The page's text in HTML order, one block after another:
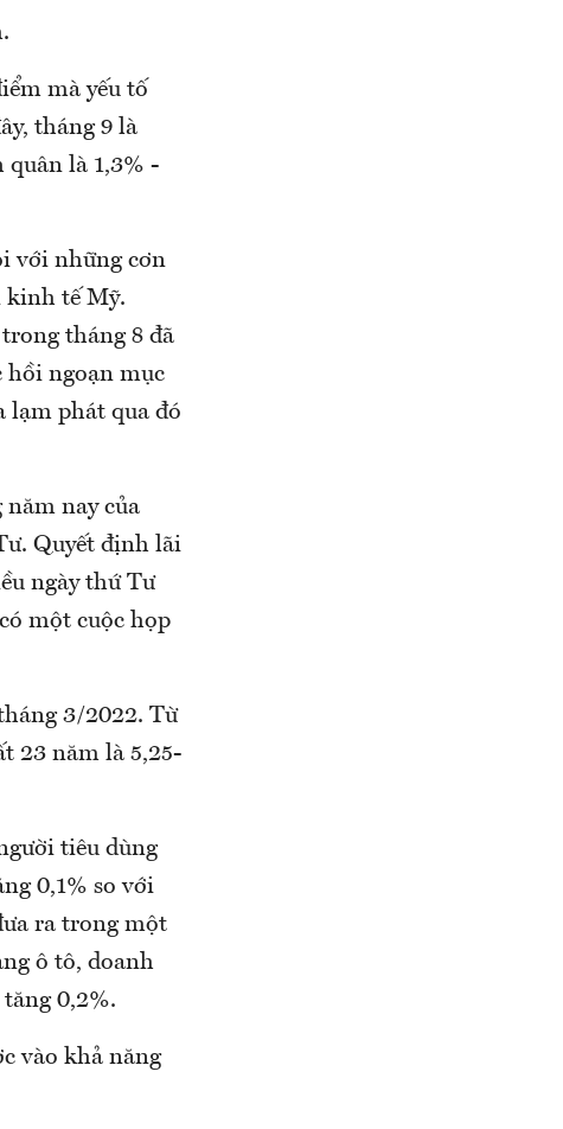
mà yếu tố
tháng 9 là
là 1,3% -
với những cơn
kinh tế Mỹ.
tháng 8 đã
hồi ngoạn mục
lạm phát qua đó
nay của
Quyết định lãi
ngày thứ Tư
một cuộc họp
3/2022. Từ
23 năm là 5,25-
tiêu dùng
0,1% so với
ra trong một
ô tô, doanh
0,2%.
vào khả năng